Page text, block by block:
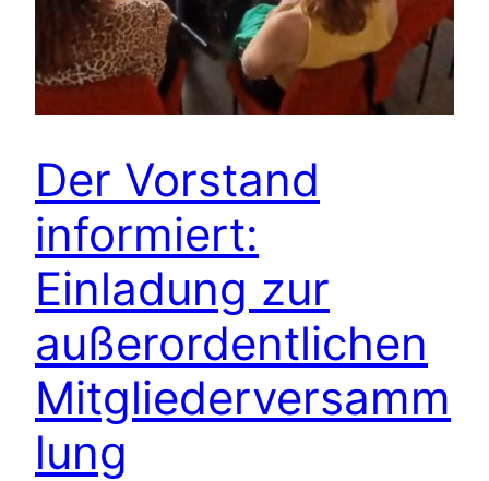
Der Vorstand
informiert:
Einladung zur
außerordentlichen
Mitgliederversamm
lung